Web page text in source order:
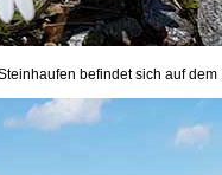
befindet sich auf